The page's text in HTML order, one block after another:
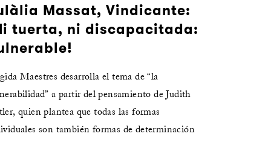
Massat, Vindicante:
tuerta, ni discapacitada:
Maestres desarrolla el tema de “la
a partir del pensamiento de Judith
quien plantea que todas las formas
son también formas de determinación